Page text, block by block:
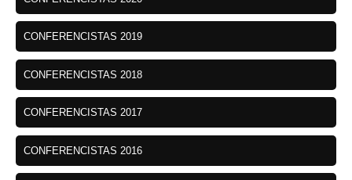
CONFERENCISTAS 2019
CONFERENCISTAS 2018
CONFERENCISTAS 2017
CONFERENCISTAS 2016